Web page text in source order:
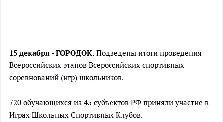
15 декабря - ГОРОДОК. Подведены итоги проведения
Всероссийских этапов Всероссийских спортивных
соревнований (игр) школьников.
720 обучающихся из 45 субъектов РФ приняли участие в
Играх Школьных Спортивных Клубов.